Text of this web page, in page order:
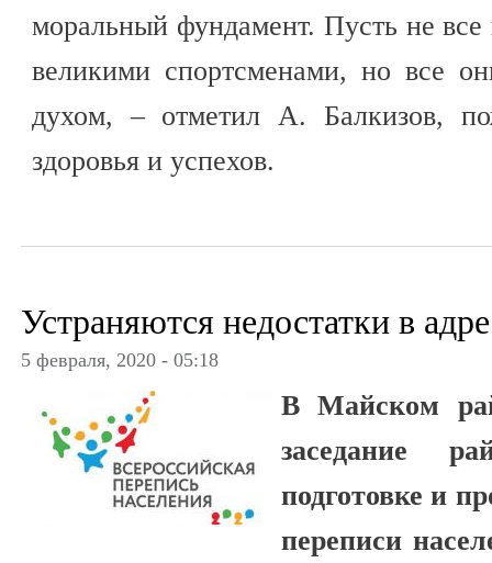
моральный фундамент. Пусть не
великими спортсменами, но все
духом, – отметил А. Балкизов,
здоровья и успехов.
Устраняются недостатки в
5 февраля, 2020 - 05:18
В Майском
заседание
подготовке и
переписи